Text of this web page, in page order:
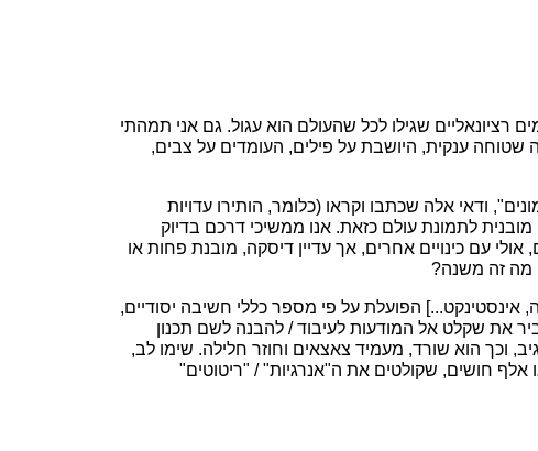
שגילו לכל שהעולם הוא עגול. גם אני תמהתי
שטוחה ענקית, היושבת על פילים, העומדים על צבים,
ודאי אלה שכתבו וקראו (כלומר, הותירו עדויות
לתמונת עולם כזאת. אנו ממשיכי דרכם בדיוק
עם כינויים אחרים, אך עדיין דיסקה, מובנת פחות או
מה זה משנה?
אינסטינקט...] הפועלת על פי מספר כללי חשיבה יסודיים,
את שקלט אל המודעות לעיבוד / להבנה לשם תכנון
וכך הוא שורד, מעמיד צאצאים וחוזר חלילה. שימו לב,
אלף חושים, שקולטים את ה"אנרגיות" / "ריטוטים"